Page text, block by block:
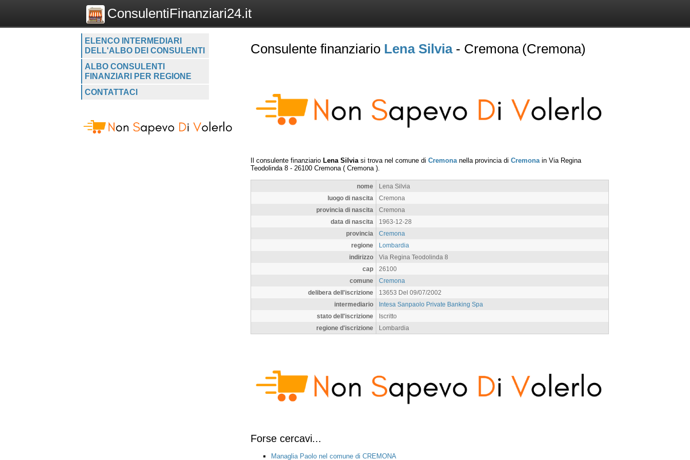
ConsulentiFinanziari24.it
ELENCO INTERMEDIARI
DELL'ALBO DEI CONSULENTI
ALBO CONSULENTI
FINANZIARI PER REGIONE
CONTATTACI
Consulente finanziario Lena Silvia- Cremona (Cremona)
Il consulente finanziario Lena Silvia si trova nel comune di Cremona nella provincia di Cremona in Via Regina
Teodolinda 8 - 26100 Cremona ( Cremona ).
nome
Lena Silvia
luogo di nascita
Cremona
provincia di nascita
Cremona
data di nascita
1963-12-28
provincia
Cremona
regione
Lombardia
indirizzo
Via Regina Teodolinda 8
cap
26100
comune
Cremona
delibera dell'iscrizione
13653 Del 09/07/2002
intermediario
Intesa Sanpaolo Private Banking Spa
stato dell'iscrizione
Iscritto
regione d'iscrizione
Lombardia
Forse cercavi...
Managlia Paolo nel comune di CREMONA